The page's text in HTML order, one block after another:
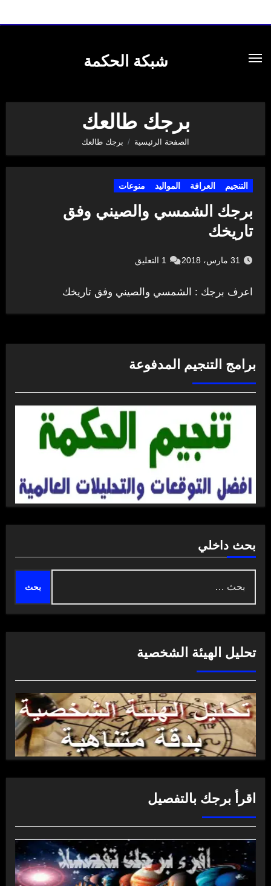
شبكة الحكمة
برجك طالعك
الصفحة الرئيسية برجك طالعك
التنجيم العرافة المواليد منوعات
برجك الشمسي والصيني وفق
تاريخك
31 مارس، 2018 1 التعليق
اعرف برجك : الشمسي والصيني وفق تاريخك
برامج التنجيم المدفوعة
بحث داخلي
عن:
تحليل الهيئة الشخصية
اقرأ برجك بالتفصيل